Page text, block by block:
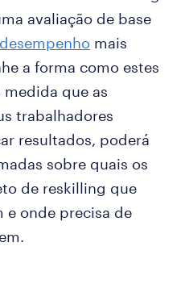
avaliação de base
mais
a forma como estes
que as
trabalhadores
resultados, poderá
sobre quais os
de reskilling que
e onde precisa de